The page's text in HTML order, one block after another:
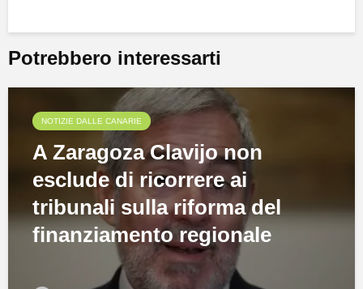
Potrebbero interessarti
NOTIZIE DALLE CANARIE
A Zaragoza Clavijo non
esclude di ricorrere ai
tribunali sulla riforma del
finanziamento regionale